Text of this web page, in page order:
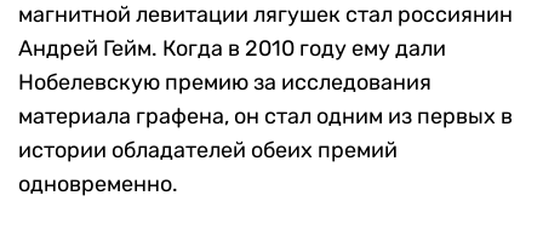
магнитной левитации лягушек стал россиянин
Андрей Гейм. Когда в 2010 году ему дали
Нобелевскую премию за исследования
материала графена, он стал одним из первых в
истории обладателей обеих премий
одновременно.